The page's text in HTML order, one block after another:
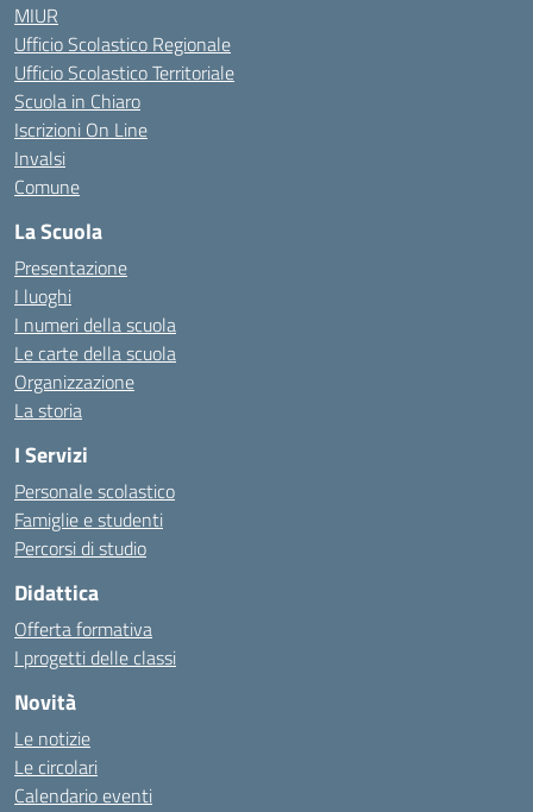
MIUR
Ufficio Scolastico Regionale
Ufficio Scolastico Territoriale
Scuola in Chiaro
Iscrizioni On Line
Invalsi
Comune
La Scuola
Presentazione
I luoghi
I numeri della scuola
Le carte della scuola
Organizzazione
La storia
I Servizi
Personale scolastico
Famiglie e studenti
Percorsi di studio
Didattica
Offerta formativa
I progetti delle classi
Novità
Le notizie
Le circolari
Calendario eventi